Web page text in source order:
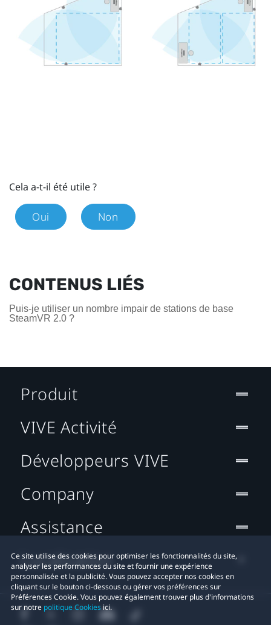
Cela a-t-il été utile ?
Oui Non
CONTENUS LIÉS
Puis-je utiliser un nombre impair de stations de base
SteamVR 2.0 ?
Ce site utilise des cookies pour optimiser les fonctionnalités du site,
analyser les performances du site et fournir une expérience
personnalisée et la publicité. Vous pouvez accepter nos cookies en
cliquant sur le bouton ci-dessous ou gérer vos préférences sur
Préférences Cookie. Vous pouvez également trouver plus d'informations
sur notre politique Cookiesici.
Produit
VIVE Activité
Développeurs VIVE
Company
Assistance
Localisation